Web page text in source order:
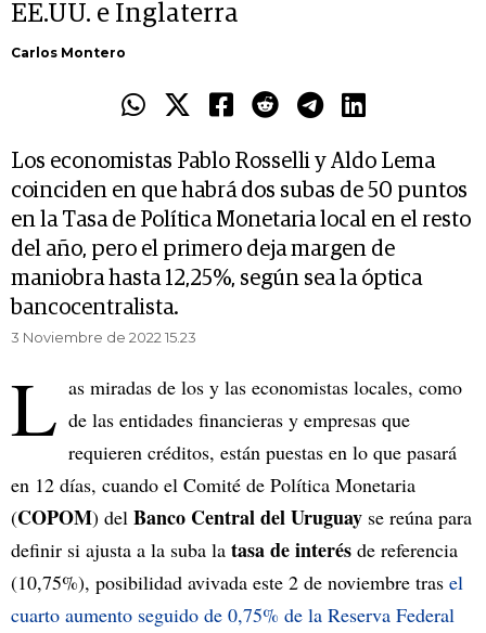
EE.UU. e Inglaterra
Carlos Montero
Los economistas Pablo Rosselli y Aldo Lema
coinciden en que habrá dos subas de 50 puntos
en la Tasa de Política Monetaria local en el resto
del año, pero el primero deja margen de
maniobra hasta 12,25%, según sea la óptica
bancocentralista.
3 Noviembre de 2022 15.23
L as miradas de los y las economistas locales, como
de las entidades financieras y empresas que
requieren créditos, están puestas en lo que pasará
en 12 días, cuando el Comité de Política Monetaria
(COPOM) del Banco Central del Uruguay se reúna para
definir si ajusta a la suba la tasa de interés de referencia
(10,75%), posibilidad avivada este 2 de noviembre tras el
cuarto aumento seguido de 0,75% de la Reserva Federal